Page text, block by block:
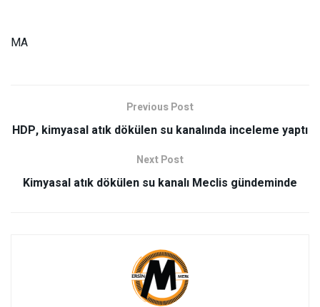
MA
Previous Post
HDP, kimyasal atık dökülen su kanalında inceleme yaptı
Next Post
Kimyasal atık dökülen su kanalı Meclis gündeminde